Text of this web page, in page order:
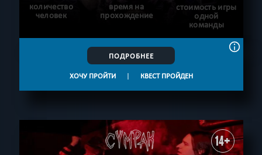
количество
человек
время на
прохождение
стоимость игры
одной
команды
ПОДРОБНЕЕ
ХОЧУ ПРОЙТИ | КВЕСТ ПРОЙДЕН
14+